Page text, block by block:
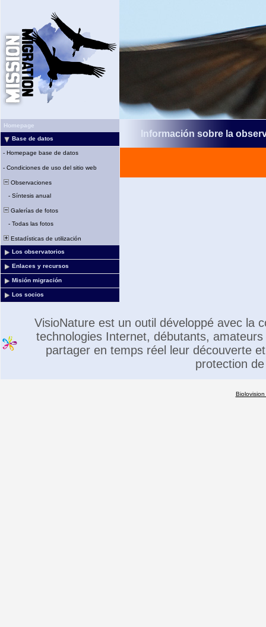
Homepage
Base de datos
- Homepage base de datos
- Condiciones de uso del sitio web
Observaciones
- Síntesis anual
Galerías de fotos
- Todas las fotos
Estadísticas de utilización
Los observatorios
Enlaces y recursos
Misión migración
Los socios
Información sobre la
VisioNature est un outil développé avec la
technologies Internet, débutants,
partager en temps réel leur découverte
protection
Biolovision